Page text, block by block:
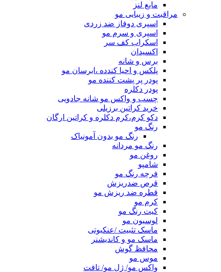
مایع لنز
مراقبت و زیبایی مو
اسپری دوفاز ضد زردی
اسپری و سرم مو
اسکراب کف سر
اکسیدان
برس و شانه
پلکس و احیا کندده ،ابرسان مو
پودر پر پشت کننده مو
پودر دکلره
چسب و واکس مو شانه جادویی
خرید کراتین برزیلی
دکو کرم،کرم دکلره و کراتین ارگان
رنگ مو
رنگ مو بدون آمونیاک
رنگ مو مردانه
روغن مو
شامپو
فرچه رنگ مو
قرص ضدریزش
قطره ضد ریزش مو
کرم مو
کیت رنگ مو
لوسیون مو
ماسک تثبیت /عنکبوتی
ماسک مو و کاندیشنر
محافظ گوش
موس مو
واکس مو/ ژل مو/ تافت